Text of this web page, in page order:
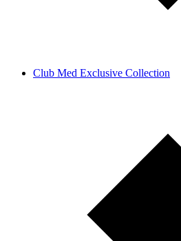
Club Med Exclusive Collection